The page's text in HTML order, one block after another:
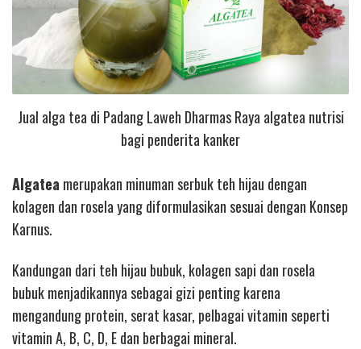
Jual alga tea di Padang Laweh Dharmas Raya algatea nutrisi
bagi penderita kanker
Algatea merupakan minuman serbuk teh hijau dengan
kolagen dan rosela yang diformulasikan sesuai dengan Konsep
Karnus.
Kandungan dari teh hijau bubuk, kolagen sapi dan rosela
bubuk menjadikannya sebagai gizi penting karena
mengandung protein, serat kasar, pelbagai vitamin seperti
vitamin A, B, C, D, E dan berbagai mineral.